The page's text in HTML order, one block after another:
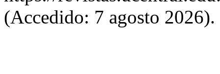
(Accedido: 7 agosto 2026).